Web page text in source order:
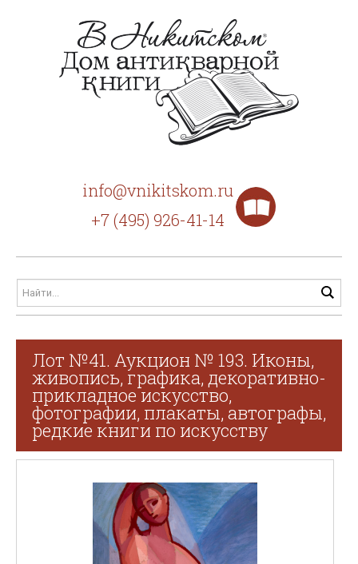
info@vnikitskom.ru
+7 (495) 926-41-14
Лот №41. Аукцион № 193. Иконы,
живопись, графика, декоративно-
прикладное искусство,
фотографии, плакаты, автографы,
редкие книги по искусству